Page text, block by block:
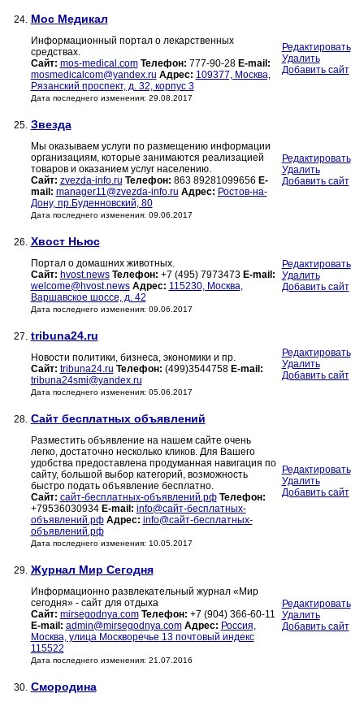
24. Мос Медикал
Информационный портал о лекарственных
средствах.
Сайт: mos-medical.com Телефон: 777-90-28 E-mail:
mosmedicalcom@yandex.ru Адрес: 109377, Москва,
Рязанский проспект, д. 32, корпус 3
Дата последнего изменения: 29.08.2017
Редактировать
Удалить
Добавить сайт
25. Звезда
Мы оказываем услуги по размещению информации
организациям, которые занимаются реализацией
товаров и оказанием услуг населению.
Сайт: zvezda-info.ru Телефон: 863 89281099656 E-
mail: manager11@zvezda-info.ru Адрес: Ростов-на-
Дону, пр.Буденновский, 80
Дата последнего изменения: 09.06.2017
Редактировать
Удалить
Добавить сайт
26. Хвост Ньюс
Портал о домашних животных.
Сайт: hvost.news Телефон: +7 (495) 7973473 E-mail:
welcome@hvost.news Адрес: 115230, Москва,
Варшавское шоссе, д. 42
Дата последнего изменения: 09.06.2017
Редактировать
Удалить
Добавить сайт
27. tribuna24.ru
Новости политики, бизнеса, экономики и пр.
Сайт: tribuna24.ru Телефон: (499)3544758 E-mail:
tribuna24smi@yandex.ru
Дата последнего изменения: 05.06.2017
Редактировать
Удалить
Добавить сайт
28. Cайт бесплатных объявлений
Разместить объявление на нашем сайте очень
легко, достаточно несколько кликов. Для Вашего
удобства предоставлена продуманная навигация по
сайту, большой выбор категорий, возможность
быстро подать объявление бесплатно.
Сайт: сайт-бесплатных-объявлений.рф Телефон:
+79536030934 E-mail: info@сайт-бесплатных-
объявлений.рф Адрес: info@сайт-бесплатных-
объявлений.рф
Дата последнего изменения: 10.05.2017
Редактировать
Удалить
Добавить сайт
29. Журнал Мир Сегодня
Информационно развлекательный журнал «Мир
сегодня» - сайт для отдыха
Сайт: mirsegodnya.com Телефон: +7 (904) 366-60-11
E-mail: admin@mirsegodnya.com Адрес: Россия,
Москва, улица Москворечье 13 почтовый индекс
115522
Дата последнего изменения: 21.07.2016
Редактировать
Удалить
Добавить сайт
30. Смородина